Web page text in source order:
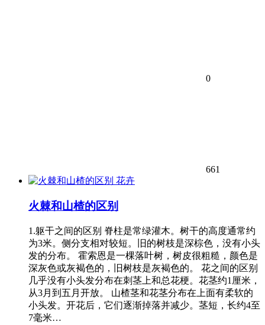
0
661
花卉
火棘和山楂的区别
1.躯干之间的区别 脊柱是常绿灌木。树干的高度通常约
为3米。侧分支相对较短。旧的树枝是深棕色，没有小头
发的分布。 霍索恩是一棵落叶树，树皮很粗糙，颜色是
深灰色或灰褐色的，旧树枝是灰褐色的。 花之间的区别
几乎没有小头发分布在刺茎上和总花梗。花茎约1厘米，
从3月到五月开放。 山楂茎和花茎分布在上面有柔软的
小头发。开花后，它们逐渐掉落并减少。茎短，长约4至
7毫米…